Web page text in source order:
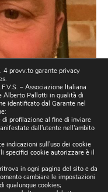
4 provv.to garante privacy
– Associazione Italiana
Alberto Pallotti in qualità di
identificato dal Garante nel
profilazione al fine di inviare
dall'utente nell'ambito
indicazioni sull'uso dei cookie
specifici cookie autorizzare è il
in ogni pagina del sito e da
cambiare le impostazioni
qualunque cookies;